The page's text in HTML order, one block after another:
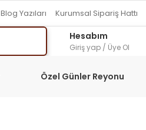
Blog Yazıları Kurumsal Sipariş Hattı
Hesabım
Giriş yap / Üye Ol
Özel Günler Reyonu